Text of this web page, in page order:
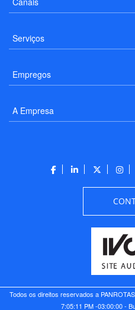
Serviços
Empregos
A Empresa
Todos os direitos reservados a
7:05:11 PM -03:00:00 -